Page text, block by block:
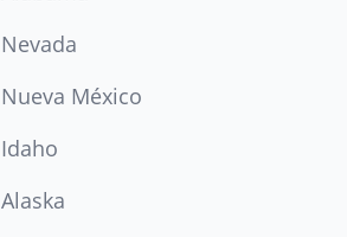
Nevada
Nueva México
Idaho
Alaska